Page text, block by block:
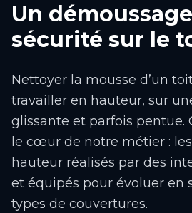
Un
sécurité sur le
Nettoyer la mousse d’un
travailler en hauteur, sur
glissante et parfois pentue.
le cœur de notre métier :
hauteur réalisés par des
et équipés pour évoluer en
types de couvertures.